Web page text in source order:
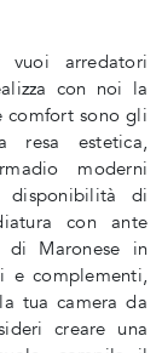
arredatori
con noi la
comfort sono gli
resa estetica,
moderni
disponibilità di
con ante
Maronese in
e complementi,
tua camera da
creare una